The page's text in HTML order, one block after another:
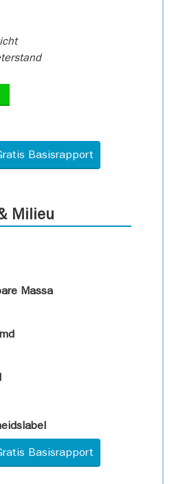
Basisrapport
Milieu
Massa
Basisrapport